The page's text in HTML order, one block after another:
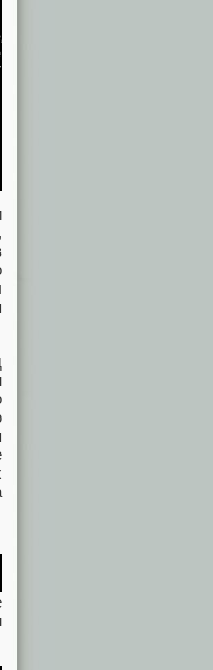
приватных классов.
views);